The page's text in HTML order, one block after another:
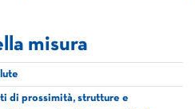
misura
di prossimità, strutture e